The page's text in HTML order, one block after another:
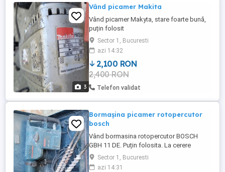
3
Vând picamer Makita
Vând picamer Makyta, stare foarte bună,
puțin folosit
Sector 1, Bucuresti
azi 14:32
2,100 RON
2,400 RON
Telefon validat
Bormașina picamer rotopercutor
bosch
Vând bormasina rotopercutor BOSCH
GBH 11 DE. Puțin folosita. La cerere
bolțuri, dalta, spirale
Sector 1, Bucuresti
azi 14:31